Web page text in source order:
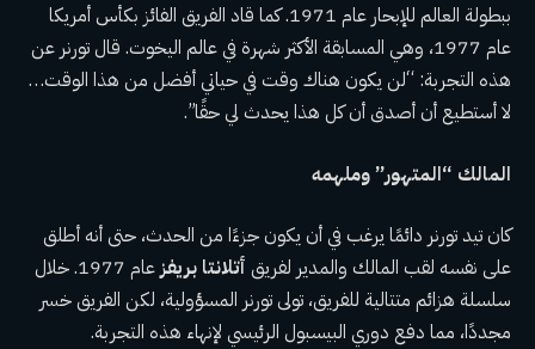
ببطولة العالم للإبحار عام 1971. كما قاد الفريق الفائز بكأس أمريكا
عام 1977، وهي المسابقة الأكثر شهرة في عالم اليخوت. قال تورنر عن
هذه التجربة: “لن يكون هناك وقت في حياتي أفضل من هذا الوقت…
لا أستطيع أن أصدق أن كل هذا يحدث لي حقًا”.
المالك “المتهور” وملهمه
كان تيد تورنر دائمًا يرغب في أن يكون جزءًا من الحدث، حتى أنه أطلق
على نفسه لقب المالك والمدير لفريق أتلانتا بريفز
عام 1977. خلال
سلسلة هزائم متتالية للفريق، تولى تورنر المسؤولية، لكن الفريق خسر
مجددًا، مما دفع دوري البيسبول الرئيسي لإنهاء هذه التجربة.